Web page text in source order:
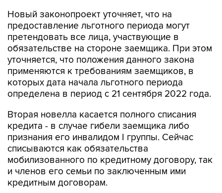
Новый законопроект уточняет, что на
предоставление льготного периода могут
претендовать все лица, участвующие в
обязательстве на стороне заемщика. При этом
уточняется, что положения данного закона
применяются к требованиям заемщиков, в
которых дата начала льготного периода
определена в период с 21 сентября 2022 года.
Вторая новелла касается полного списания
кредита - в случае гибели заемщика либо
признания его инвалидом I группы. Сейчас
списываются как обязательства
мобилизованного по кредитному договору, так
и членов его семьи по заключенным ими
кредитным договорам.